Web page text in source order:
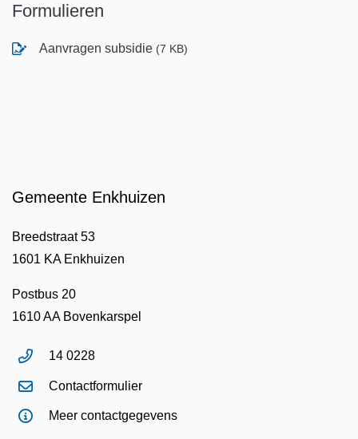
Formulieren
Aanvragen subsidie (7 KB)
Gemeente Enkhuizen
Breedstraat 53
1601 KA Enkhuizen
Postbus 20
1610 AA Bovenkarspel
14 0228
Contactformulier
Meer contactgegevens